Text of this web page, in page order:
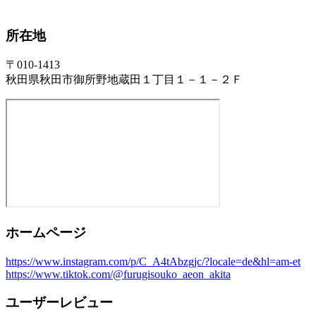
所在地
〒010-1413
秋田県秋田市御所野地蔵田１丁目１－１－２Ｆ
ホームページ
https://www.instagram.com/p/C_A4tAbzgjc/?locale=de&hl=am-et
https://www.tiktok.com/@furugisouko_aeon_akita
ユーザーレビュー